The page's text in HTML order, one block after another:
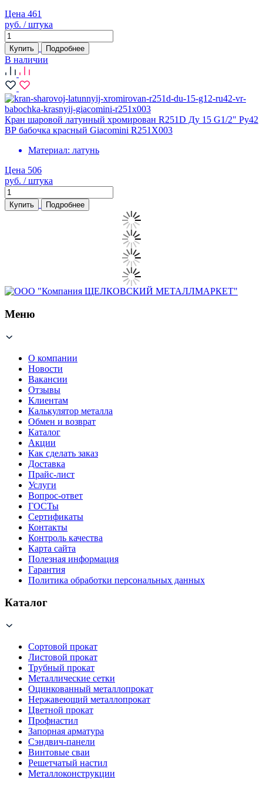
Цена 461
руб. / штука
Купить Подробнее
В наличии
Кран шаровой латунный хромирован R251D Ду 15 G1/2" Ру42
ВР бабочка красный Giacomini R251X003
Материал: латунь
Цена 506
руб. / штука
Купить Подробнее
Меню
О компании
Новости
Вакансии
Отзывы
Клиентам
Калькулятор металла
Обмен и возврат
Каталог
Акции
Как сделать заказ
Доставка
Прайс-лист
Услуги
Вопрос-ответ
ГОСТы
Сертификаты
Контакты
Контроль качества
Карта сайта
Полезная информация
Гарантия
Политика обработки персональных данных
Каталог
Сортовой прокат
Листовой прокат
Трубный прокат
Металлические сетки
Оцинкованный металлопрокат
Нержавеющий металлопрокат
Цветной прокат
Профнастил
Запорная арматура
Сэндвич-панели
Винтовые сваи
Решетчатый настил
Металлоконструкции